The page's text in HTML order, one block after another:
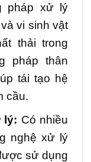
pháp xử lý
vi sinh vật
thải trong
pháp thân
tái tạo hệ
cầu.
lý: Có nhiều
nghệ xử lý
sử dụng